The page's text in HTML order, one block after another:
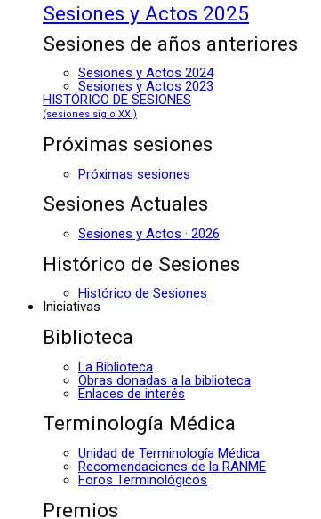
Sesiones y Actos 2025
Sesiones de años anteriores
Sesiones y Actos 2024
Sesiones y Actos 2023
HISTÓRICO DE SESIONES
(sesiones siglo XXI)
Próximas sesiones
Próximas sesiones
Sesiones Actuales
Sesiones y Actos · 2026
Histórico de Sesiones
Histórico de Sesiones
Iniciativas
Biblioteca
La Biblioteca
Obras donadas a la biblioteca
Enlaces de interés
Terminología Médica
Unidad de Terminología Médica
Recomendaciones de la RANME
Foros Terminológicos
Premios